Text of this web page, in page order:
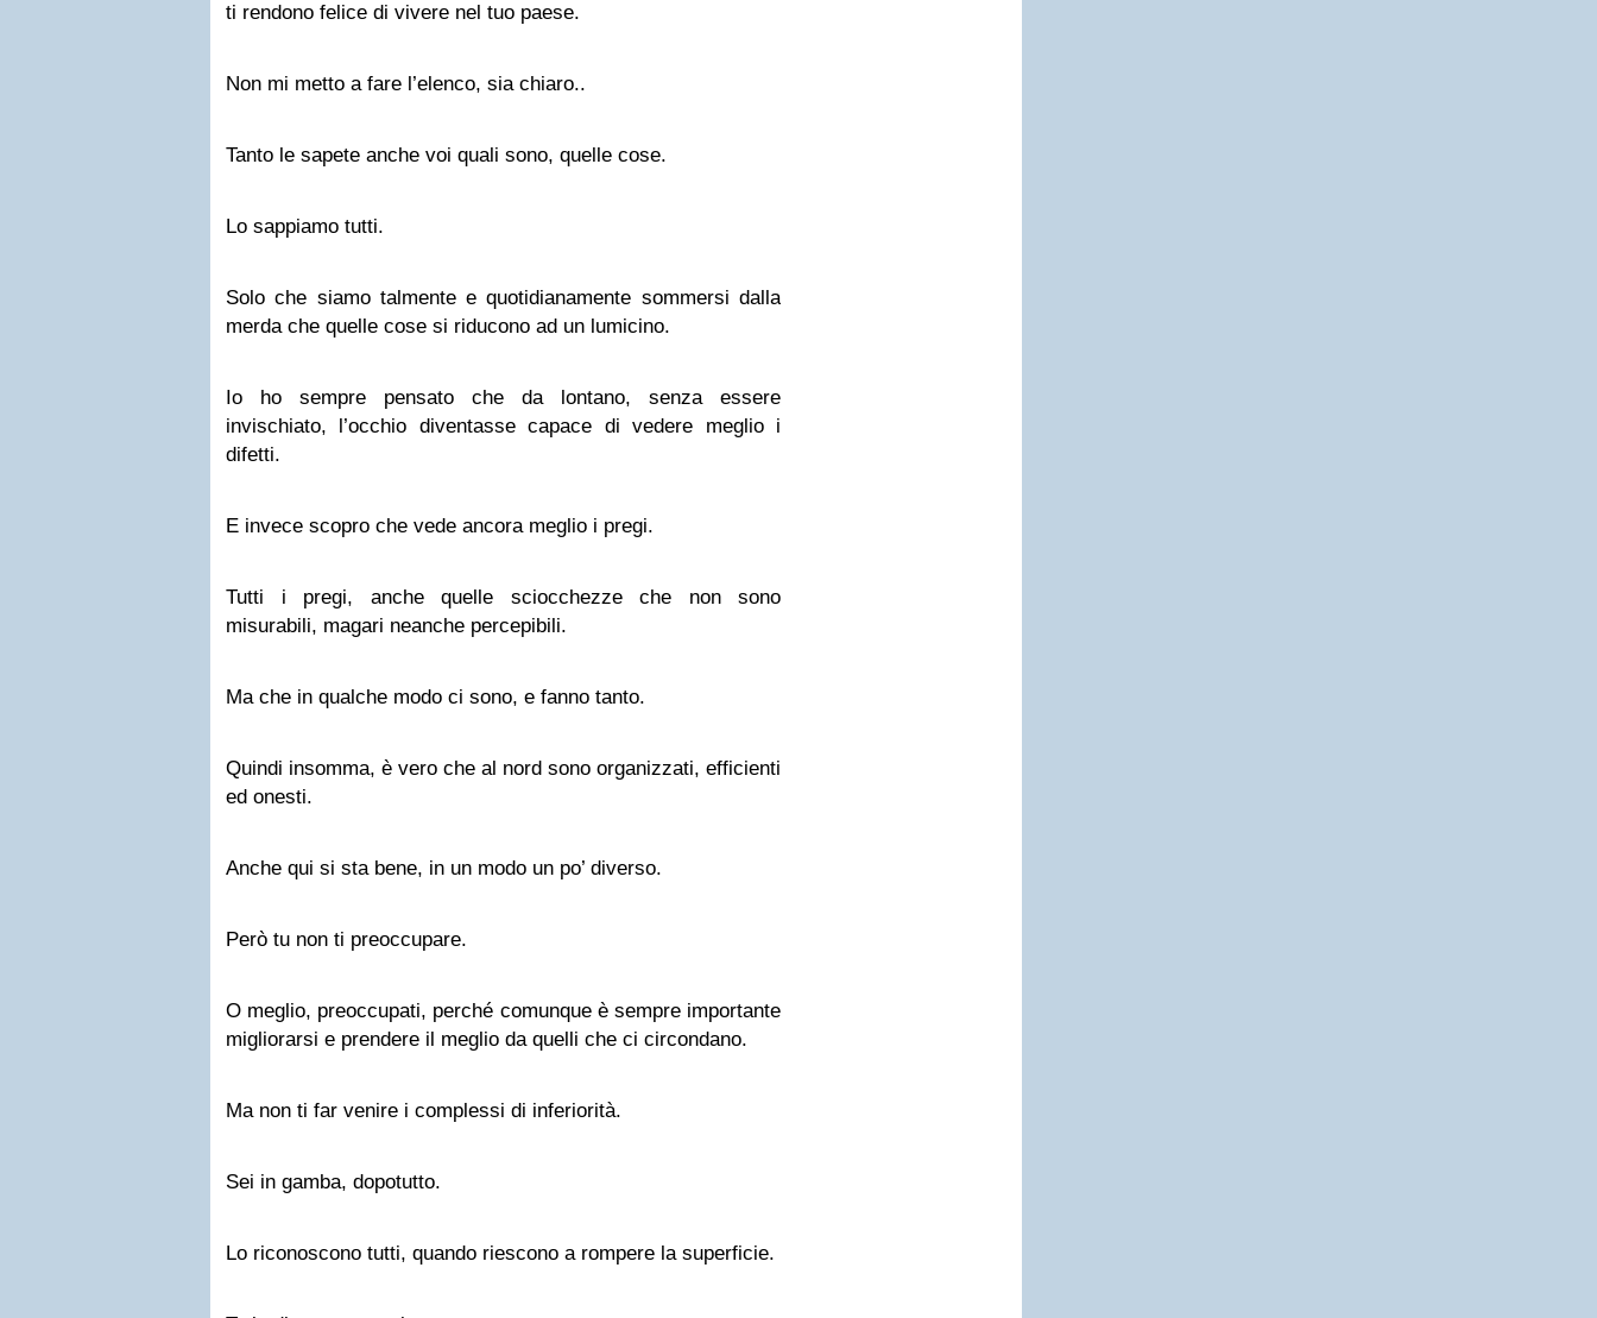
ti rendono felice di vivere nel tuo paese.
Non mi metto a fare l’elenco, sia chiaro..
Tanto le sapete anche voi quali sono, quelle cose.
Lo sappiamo tutti.
Solo che siamo talmente e quotidianamente sommersi dalla
merda che quelle cose si riducono ad un lumicino.
Io ho sempre pensato che da lontano, senza essere
invischiato, l’occhio diventasse capace di vedere meglio i
difetti.
E invece scopro che vede ancora meglio i pregi.
Tutti i pregi, anche quelle sciocchezze che non sono
misurabili, magari neanche percepibili.
Ma che in qualche modo ci sono, e fanno tanto.
Quindi insomma, è vero che al nord sono organizzati, efficienti
ed onesti.
Anche qui si sta bene, in un modo un po’ diverso.
Però tu non ti preoccupare.
O meglio, preoccupati, perché comunque è sempre importante
migliorarsi e prendere il meglio da quelli che ci circondano.
Ma non ti far venire i complessi di inferiorità.
Sei in gamba, dopotutto.
Lo riconoscono tutti, quando riescono a rompere la superficie.